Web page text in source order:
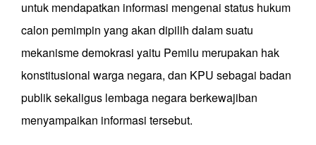
untuk mendapatkan informasi mengenai status hukum
calon pemimpin yang akan dipilih dalam suatu
mekanisme demokrasi yaitu Pemilu merupakan hak
konstitusional warga negara, dan KPU sebagai badan
publik sekaligus lembaga negara berkewajiban
menyampaikan informasi tersebut.